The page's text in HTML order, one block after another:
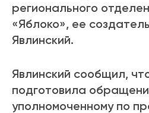
регионального
«Яблоко», ее
Явлинский.
Явлинский сообщил,
подготовила
уполномоченному по